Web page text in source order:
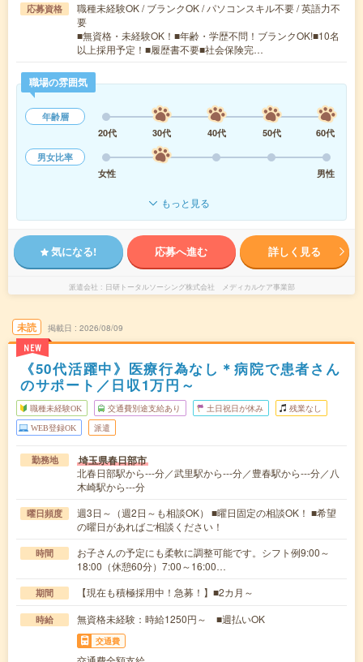
応募資格
職種未経験OK / ブランクOK / パソコンスキル不要 / 英語力不
要
■無資格・未経験OK！■年齢・学歴不問！ブランクOK!■10名
以上採用予定！■履歴書不要■社会保険完…
職場の雰囲気
年齢層
20代
30代 40代 50代
60代
男女比率
女性
男性
もっと見る
気になる! 応募へ進む 詳しく見る
派遣会社 日研トータルソーシング株式会社 メディカルケア事業部
未読
NEW
掲載日 2026/08/09
《50代活躍中》医療行為なし＊病院で患者さん
のサポート／日収1万円～
職種未経験OK 交通費別途支給あり 土日祝日が休み 残業なし
WEB登録OK 派遣
勤務地 埼玉県春日部市
北春日部駅から---分／武里駅から---分／豊春駅から---分／八
木崎駅から---分
曜日頻度
週3日～（週2日～も相談OK） ■曜日固定の相談OK！ ■希望
の曜日があればご相談ください！
時間
お子さんの予定にも柔軟に調整可能です。シフト例9:00～
18:00（休憩60分）7:00～16:00…
期間 【現在も積極採用中！急募！】■2カ月～
時給 無資格未経験：時給1250円～ ■週払いOK
交通費